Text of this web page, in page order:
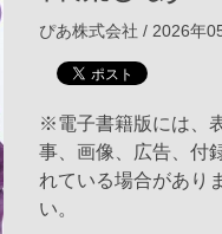
ぴあ株式会社 / 2026年
※電子書籍版には、
事、画像、広告、付
れている場合があり
い。